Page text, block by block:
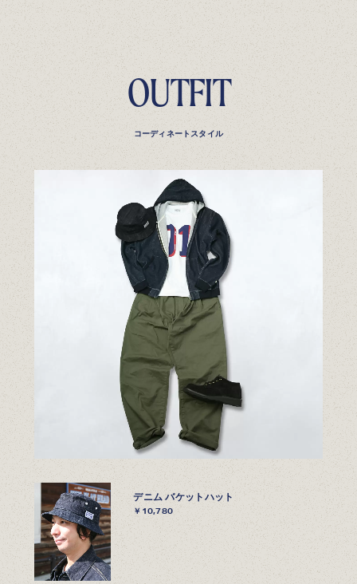
OUTFIT
コーディネートスタイル
デニム バケットハット
￥10,780